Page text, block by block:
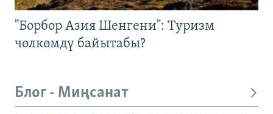
"Борбор Азия Шенгени": Туризм
чөлкөмдү байытабы?
Блог - Миңсанат